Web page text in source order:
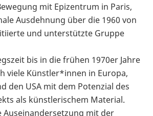
mit Epizentrum in Paris,
Ausdehnung über die 1960 von
und unterstützte Gruppe
bis in die frühen 1970er Jahre
viele Künstler*innen in Europa,
den USA mit dem Potenzial des
als künstlerischem Material.
Auseinandersetzung mit der